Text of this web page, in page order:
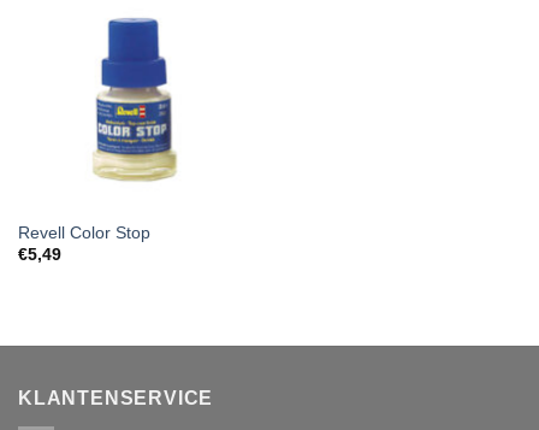
Revell Color Stop
€5,49
KLANTENSERVICE